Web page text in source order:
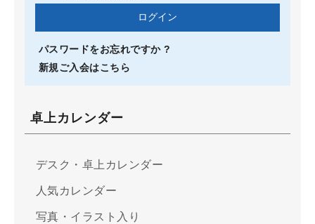
パスワードをお忘れですか ?
新規ご入会はこちら
卓上カレンダー
デスク・卓上カレンダー
人気カレンダー
写真・イラスト入り